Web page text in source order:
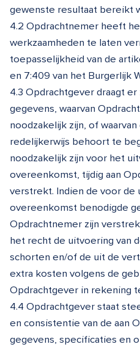
gewenste resultaat bereikt
4.2 Opdrachtnemer heeft
werkzaamheden te laten
toepasselijkheid van de
en 7:409 van het Burgerlijk
4.3 Opdrachtgever draagt
gegevens, waarvan
noodzakelijk zijn, of
redelijkerwijs behoort te
noodzakelijk zijn voor het
overeenkomst, tijdig aan
verstrekt. Indien de voor de
overeenkomst benodigde
Opdrachtnemer zijn
het recht de uitvoering van
schorten en/of de uit de
extra kosten volgens de
Opdrachtgever in rekening
4.4 Opdrachtgever staat
en consistentie van de aan
gegevens, specificaties en